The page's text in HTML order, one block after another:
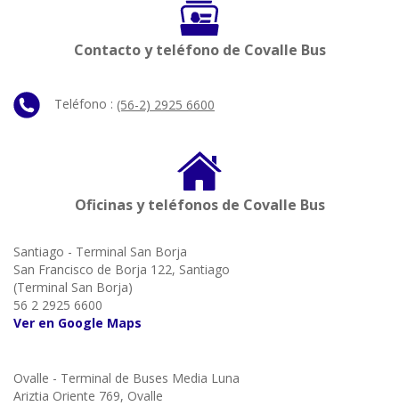
Contacto y teléfono de Covalle Bus
Teléfono : (56-2) 2925 6600
Oficinas y teléfonos de Covalle Bus
Santiago - Terminal San Borja
San Francisco de Borja 122, Santiago
(Terminal San Borja)
56 2 2925 6600
Ver en Google Maps
Ovalle - Terminal de Buses Media Luna
Ariztia Oriente 769, Ovalle